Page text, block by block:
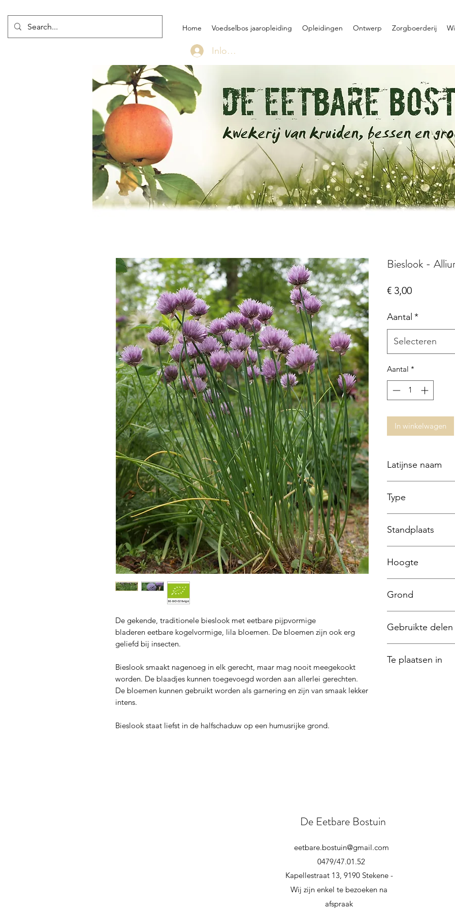
Home Voedselbos jaaropleiding Opleidingen Ontwerp Zorgboerderij
Inloggen
De gekende, traditionele bieslook met eetbare pijpvormige
bladeren eetbare kogelvormige, lila bloemen. De bloemen zijn ook erg
geliefd bij insecten.
Bieslook smaakt nagenoeg in elk gerecht, maar mag nooit meegekookt
worden. De blaadjes kunnen toegevoegd worden aan allerlei gerechten.
De bloemen kunnen gebruikt worden als garnering en zijn van smaak lekker
intens.
Bieslook staat liefst in de halfschaduw op een humusrijke grond.
Bieslook -
€ 3,00Prijs
Aantal *
Selecteren
Aantal *
In winkelwagen
Latijnse naam
Type
Standplaats
Hoogte
Grond
Gebruikte delen
Te plaatsen in
De Eetbare Bostuin
eetbare.bostuin@gmail.com
0479/47.01.52
Kapellestraat 13, 9190 Stekene -
Wij zijn enkel te bezoeken na
afspraak